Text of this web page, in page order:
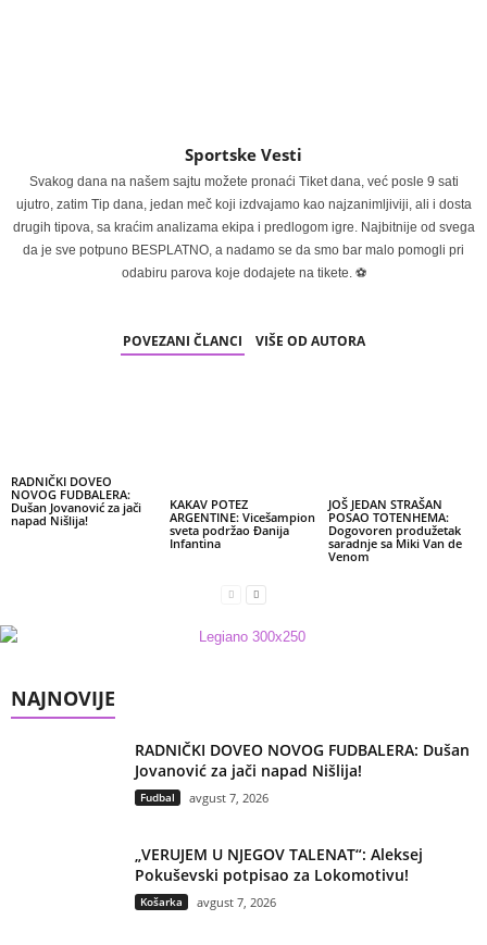
Sportske Vesti
Svakog dana na našem sajtu možete pronaći Tiket dana, već posle 9 sati
ujutro, zatim Tip dana, jedan meč koji izdvajamo kao najzanimljiviji, ali i dosta
drugih tipova, sa kraćim analizama ekipa i predlogom igre. Najbitnije od svega
da je sve potpuno BESPLATNO, a nadamo se da smo bar malo pomogli pri
odabiru parova koje dodajete na tikete. ⚽
POVEZANI ČLANCI VIŠE OD AUTORA
RADNIČKI DOVEO
NOVOG FUDBALERA:
Dušan Jovanović za jači
napad Nišlija!
KAKAV POTEZ
ARGENTINE: Vicešampion
sveta podržao Đanija
Infantina
JOŠ JEDAN STRAŠAN
POSAO TOTENHEMA:
Dogovoren produžetak
saradnje sa Miki Van de
Venom
NAJNOVIJE
RADNIČKI DOVEO NOVOG FUDBALERA: Dušan
Jovanović za jači napad Nišlija!
Fudbal avgust 7, 2026
„VERUJEM U NJEGOV TALENAT“: Aleksej
Pokuševski potpisao za Lokomotivu!
Košarka avgust 7, 2026